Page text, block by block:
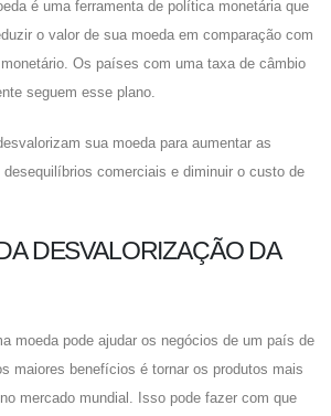
é uma ferramenta de política monetária que
o valor de sua moeda em comparação com
Os países com uma taxa de câmbio
seguem esse plano.
sua moeda para aumentar as
comerciais e diminuir o custo de
DESVALORIZAÇÃO DA
moeda pode ajudar os negócios de um país de
maiores benefícios é tornar os produtos mais
mercado mundial. Isso pode fazer com que